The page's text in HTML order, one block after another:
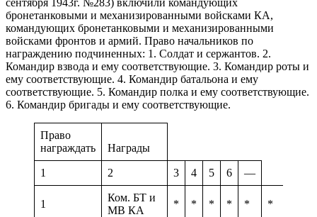
бронетанковыми и механизированными войсками КА,
командующих бронетанковыми и механизированными
войсками фронтов и армий. Право начальников по
награждению подчиненных: 1. Солдат и сержантов. 2.
Командир взвода и ему соответствующие. 3. Командир роты и
ему соответствующие. 4. Командир батальона и ему
соответствующие. 5. Командир полка и ему соответствующие.
6. Командир бригады и ему соответствующие.
Право
награждать
Награды
1 2 3 4 5 6 —
1
Ком. БТ и
МВ КА
* * * * * *